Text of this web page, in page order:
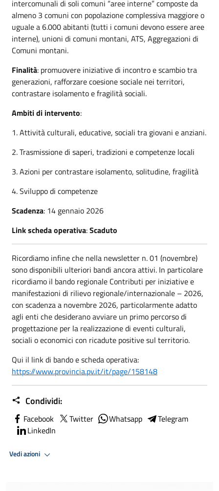
intercomunali di soli comuni “aree interne” composte da
almeno 3 comuni con popolazione complessiva maggiore o
uguale a 6.000 abitanti (tutti i comuni devono essere aree
interne), unioni di comuni montani, ATS, Aggregazioni di
Comuni montani.
Finalità: promuovere iniziative di incontro e scambio tra
generazioni, rafforzare coesione sociale nei territori,
contrastare isolamento e fragilità sociali.
Ambiti di intervento:
1. Attività culturali, educative, sociali tra giovani e anziani.
2. Trasmissione di saperi, tradizioni e competenze locali
3. Azioni per contrastare isolamento, solitudine, fragilità
4. Sviluppo di competenze
Scadenza: 14 gennaio 2026
Link scheda operativa:Scaduto
Ricordiamo infine che nella newsletter n. 01 (novembre)
sono disponibili ulteriori bandi ancora attivi. In particolare
ricordiamo il bando regionale Contributi per iniziative e
manifestazioni di rilievo regionale/internazionale – 2026,
con scadenza a novembre 2026, particolarmente adatto
agli enti che desiderano avviare un primo percorso di
progettazione per la realizzazione di eventi culturali,
sociali o economici con ricadute positive sul territorio.
Qui il link di bando e scheda operativa:
https://www.provincia.pv.it/it/page/158148
Condividi:
Facebook Twitter Whatsapp
Telegram
LinkedIn
Vedi azioni